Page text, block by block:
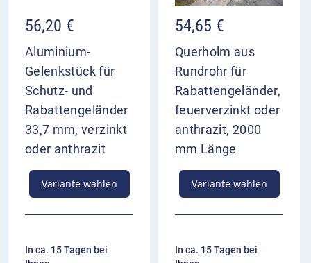
Sie können den runden Standpfosten mit
Kugelkopf für Rabattengeländer – Querholm
Rundrohr in der feuerverzinkten Variante, oder als
farbige Version in der RAL-Farbe 7016
Anthrazitgrau bestellen. Weitere Farben sind auf
Kundenwunsch lieferbar. Bitte kontaktieren Sie
unseren Kundenservice.
56,20 €
Aluminium-
Gelenkstück für
Schutz- und
Rabattengeländer
33,7 mm, verzinkt
oder anthrazit
Variante wählen
In ca. 15 Tagen bei
54,65 €
Querholm aus
Rundrohr für
Rabattengeländer,
feuerverzinkt oder
anthrazit, 2000
mm Länge
Variante wählen
In ca. 15 Tagen bei